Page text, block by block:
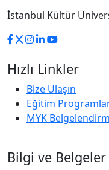
İstanbul Kültür
Hızlı Linkler
Bize Ulaşın
Eğitim
MYK
Bilgi ve Belgeler